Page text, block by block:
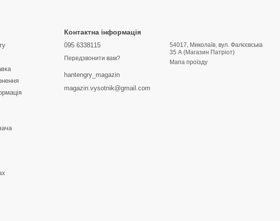
особи, так і просторі двокімнатні намети на 4–6 людей з великими тамбурами
у виборі. Наші консультанти підкажуть, який намет найкраще підійде
стоянки в горах.
Контактна інформація
095 6338115
Передзвонити вам?
hantengry_magazin
magazin.vysotnik@gmail.com
54017, Миколаїв, вул. Фалєєвська
35 А (Магазин Патріот)
Мапа проїзду